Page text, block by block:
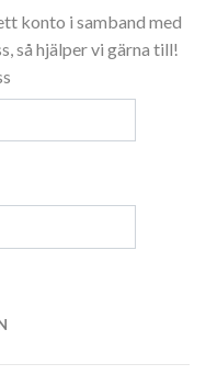
konto i samband med
så hjälper vi gärna till!